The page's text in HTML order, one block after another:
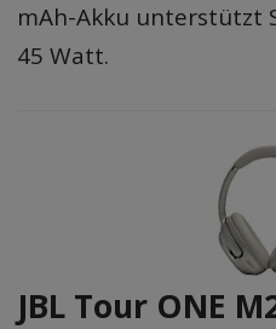
mAh-Akku unterstützt
45 Watt.
JBL Tour ONE